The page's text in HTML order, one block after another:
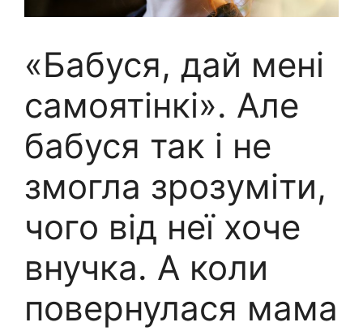
«Бабуся, дай мені
самоятінкі». Але
бабуся так і не
змогла зрозуміти,
чого від неї хоче
внучка. А коли
повернулася мама